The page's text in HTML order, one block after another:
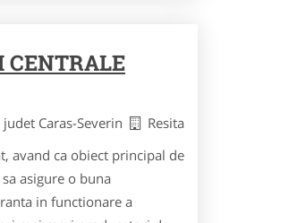
CENTRALE
judet Caras-Severin
Resita
avand ca obiect principal de
asigure o buna
in functionare a